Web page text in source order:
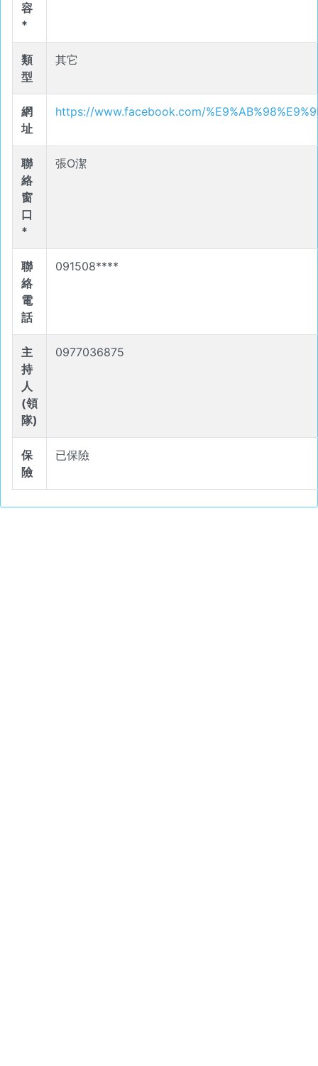
容
*
類
型
其它
網
址
https://www.facebook.com/
聯
絡
窗
口
*
張O潔
聯
絡
電
話
091508****
主
持
人
(領
隊)
0977036875
保
險
已保險